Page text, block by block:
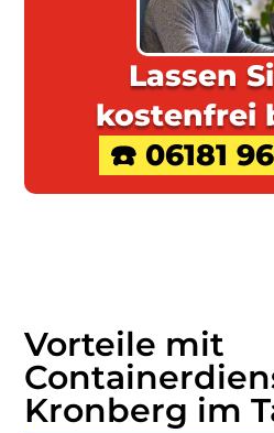
Lassen
kostenfrei
☎️ 06181
Vorteile mit
Kronberg im